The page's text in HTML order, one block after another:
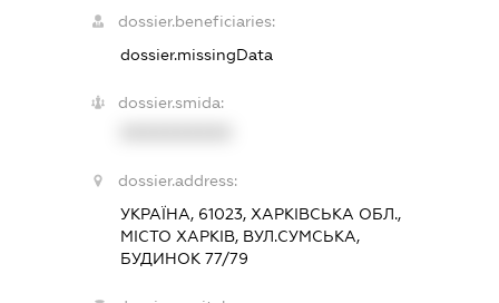
dossier.beneficiaries:
dossier.missingData
dossier.smida:
dossier.address:
УКРАЇНА, 61023, ХАРКІВСЬКА ОБЛ.,
МІСТО ХАРКІВ, ВУЛ.СУМСЬКА,
БУДИНОК 77/79